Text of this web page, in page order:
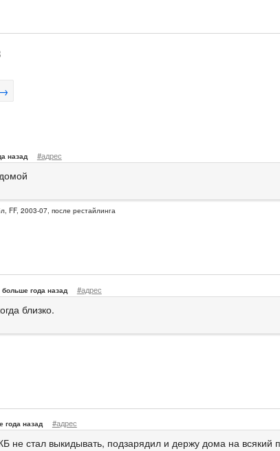
назад #адрес
FF, 2003-07, после рестайлинга
больше года назад #адрес
близко.
года назад #адрес
не стал выкидывать, подзарядил и держу дома на всякий